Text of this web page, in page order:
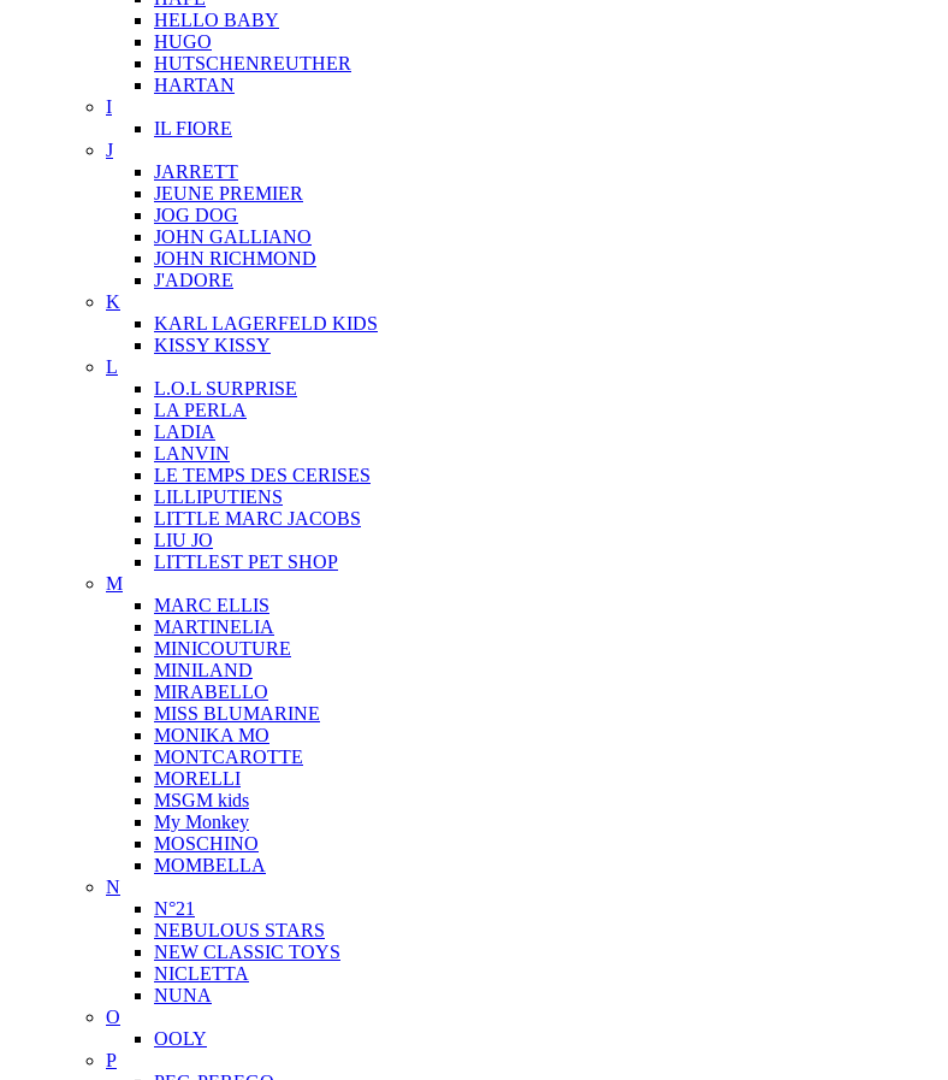
HELLO BABY
HUGO
HUTSCHENREUTHER
HARTAN
I
IL FIORE
J
JARRETT
JEUNE PREMIER
JOG DOG
JOHN GALLIANO
JOHN RICHMOND
J'ADORE
K
KARL LAGERFELD KIDS
KISSY KISSY
L
L.O.L SURPRISE
LA PERLA
LADIA
LANVIN
LE TEMPS DES CERISES
LILLIPUTIENS
LITTLE MARC JACOBS
LIU JO
LITTLEST PET SHOP
M
MARC ELLIS
MARTINELIA
MINICOUTURE
MINILAND
MIRABELLO
MISS BLUMARINE
MONIKA MO
MONTCAROTTE
MORELLI
MSGM kids
My Monkey
MOSCHINO
MOMBELLA
N
N°21
NEBULOUS STARS
NEW CLASSIC TOYS
NICLETTA
NUNA
O
OOLY
P